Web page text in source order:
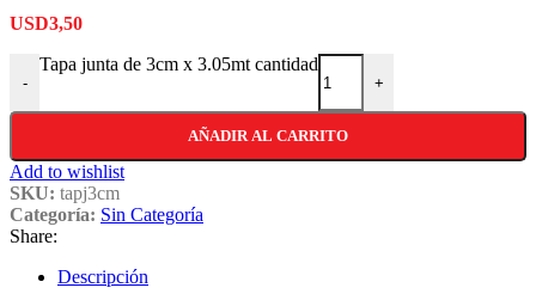
USD3,50
-
Tapa junta de 3cm x 3.05mt cantidad
+
AÑADIR AL CARRITO
Add to wishlist
SKU: tapj3cm
Categoría: Sin Categoría
Share:
Descripción